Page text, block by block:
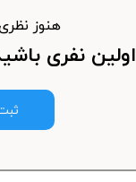
هنوز
اولین نفری